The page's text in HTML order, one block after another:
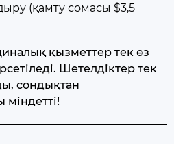
(қамту сомасы $3,5
қызметтер тек өз
Шетелдіктер тек
сондықтан